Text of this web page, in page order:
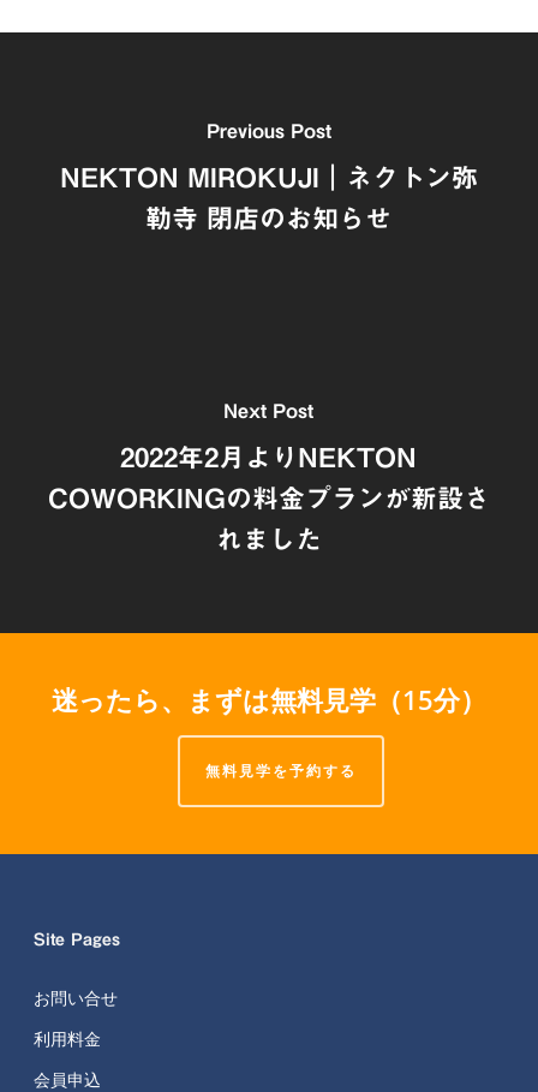
Previous Post
NEKTON MIROKUJI｜ネクトン弥
勒寺 閉店のお知らせ
Next Post
2022年2月よりNEKTON
COWORKINGの料金プランが新設さ
れました
迷ったら、まずは無料見学（15分）
無料見学を予約する
Site Pages
お問い合せ
利用料金
会員申込